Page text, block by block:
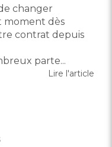
changer
moment dès
contrat depuis
parte...
Lire l'article